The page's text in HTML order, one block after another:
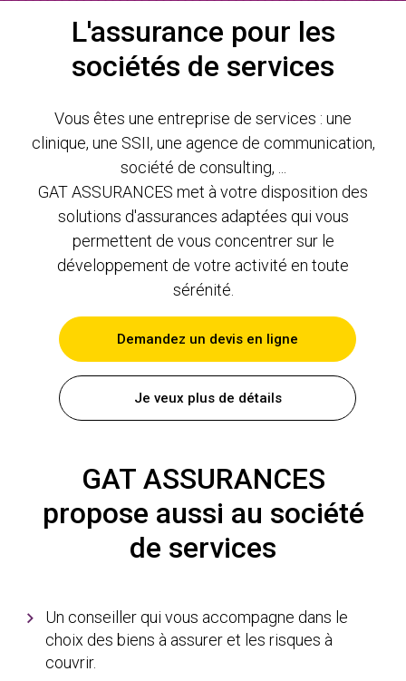
L'assurance pour les
sociétés de services
Vous êtes une entreprise de services : une
clinique, une SSII, une agence de communication,
société de consulting, ...
GAT ASSURANCES met à votre disposition des
solutions d'assurances adaptées qui vous
permettent de vous concentrer sur le
développement de votre activité en toute
sérénité.
Demandez un devis en ligne
Je veux plus de détails
GAT ASSURANCES
propose aussi au société
de services
Un conseiller qui vous accompagne dans le
choix des biens à assurer et les risques à
couvrir.